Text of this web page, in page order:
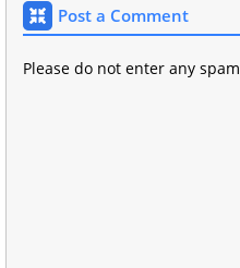
Post a Comment
Please do not enter any